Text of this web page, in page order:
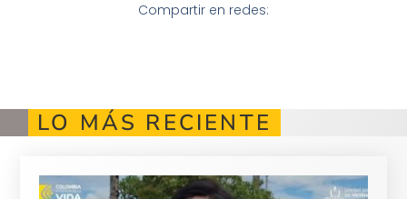
Compartir en redes:
LO MÁS RECIENTE